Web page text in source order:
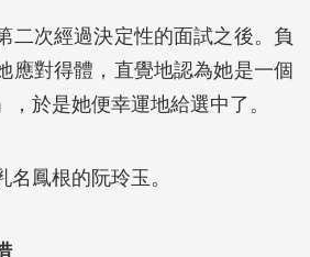
二次經過決定性的面試之後。負
應對得體，直覺地認為她是一個
，於是她便幸運地給選中了。
鳳根的阮玲玉。